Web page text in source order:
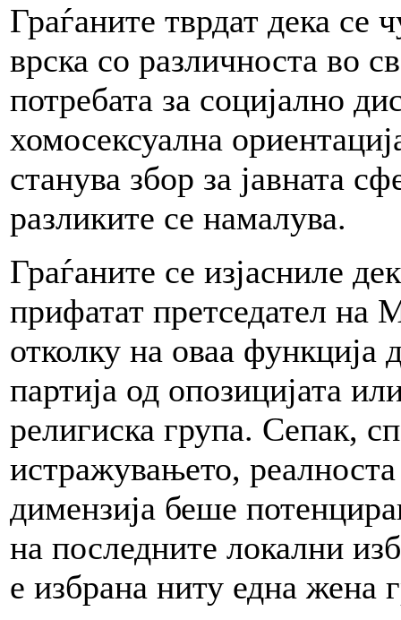
Граѓаните тврдат дека се
врска со различноста во
потребата за социјално
хомосексуална
станува збор за јавната
разликите се намалува.
Граѓаните се изјасниле
прифатат претседател на
отколку на оваа функција
партија од опозицијата
религиска група. Сепак,
истражувањето,
димензија беше
на последните локални
е избрана ниту една жена